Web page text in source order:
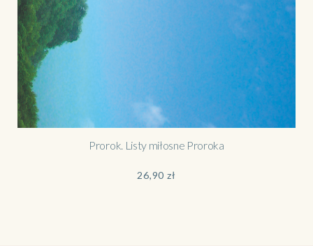
Prorok. Listy miłosne Proroka
26,90zł